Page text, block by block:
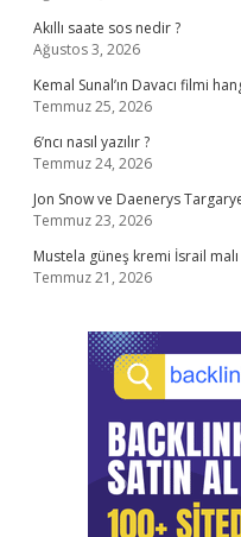
Akıllı saate sos nedir ?
Ağustos 3, 2026
Kemal Sunal’ın Davacı filmi
Temmuz 25, 2026
6’ncı nasıl yazılır ?
Temmuz 24, 2026
Jon Snow ve Daenerys
Temmuz 23, 2026
Mustela güneş kremi İsrail malı
Temmuz 21, 2026